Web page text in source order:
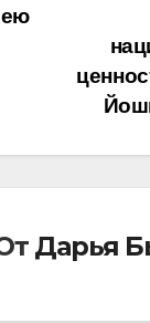
Дарья